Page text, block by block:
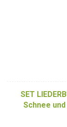
SET
Schnee